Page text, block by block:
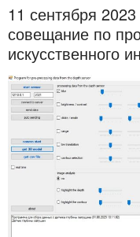
11 сентября
совещание по
искусственного